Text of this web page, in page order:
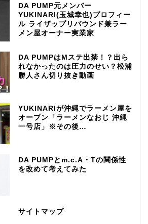
DA PUMP元メンバー
YUKINARI(玉城幸也)プロフィー
ル ライザップリバウンド兼ラー
メン屋オーナー実業家
DA PUMPはMステ出禁！？出ら
れなかったのは圧力のせい？松浦
勝人さん切り抜き動画
YUKINARIが沖縄でラーメン屋を
オープン「ラーメンなおじ 沖縄
一号店」※その後…
DA PUMPとm.c.A・Tの関係性
を改めて考えてみた
サイトマップ